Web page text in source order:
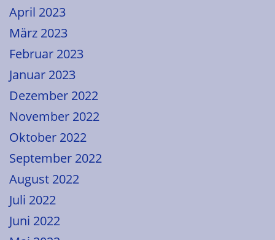
April 2023
März 2023
Februar 2023
Januar 2023
Dezember 2022
November 2022
Oktober 2022
September 2022
August 2022
Juli 2022
Juni 2022